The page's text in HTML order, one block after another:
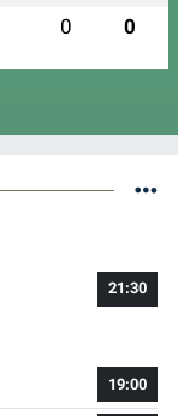
0 0
21:30
19:00